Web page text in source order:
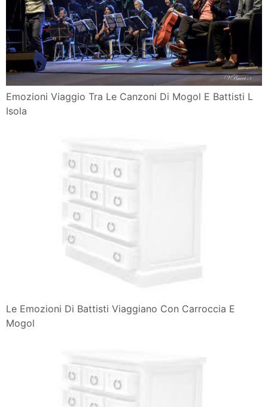
Emozioni Viaggio Tra Le Canzoni Di Mogol E Battisti L
Isola
Le Emozioni Di Battisti Viaggiano Con Carroccia E
Mogol